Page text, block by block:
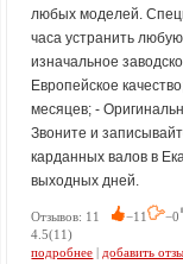
любых моделей.
часа устранить
изначальное
Европейское
месяцев; -
Звоните и
карданных валов в
выходных дней.
Отзывов: 11 −11 −0
4.5(11)
подробнее | добавить